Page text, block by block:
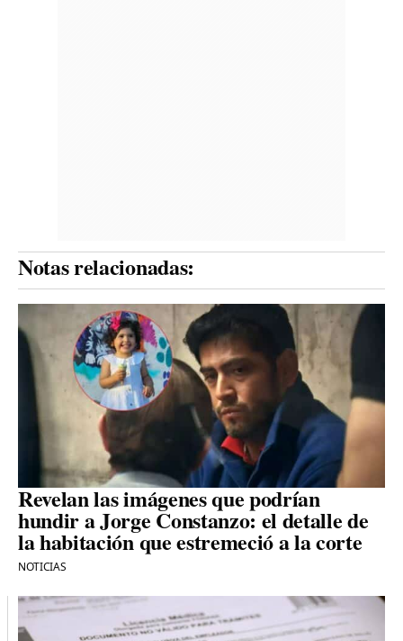
Notas relacionadas:
Revelan las imágenes que podrían
hundir a Jorge Constanzo: el detalle de
la habitación que estremeció a la corte
NOTICIAS